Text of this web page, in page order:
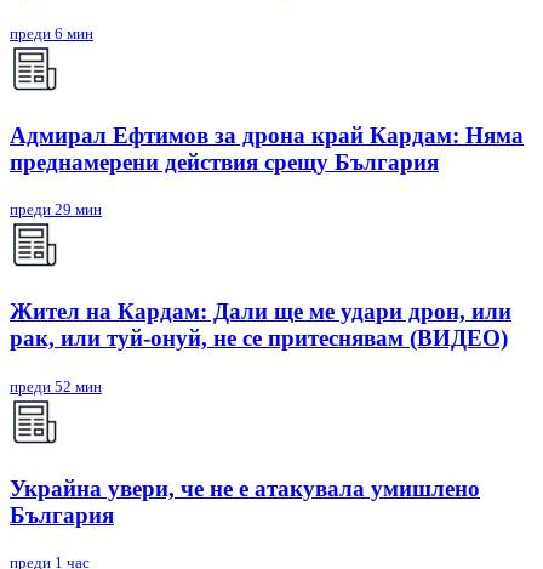
преди 6 мин
Адмирал Ефтимов за дрона край Кардам: Няма
преднамерени действия срещу България
преди 29 мин
Жител на Кардам: Дали ще ме удари дрон, или
рак, или туй-онуй, не се притеснявам (ВИДЕО)
преди 52 мин
Украйна увери, че не е атакувала умишлено
България
преди 1 час